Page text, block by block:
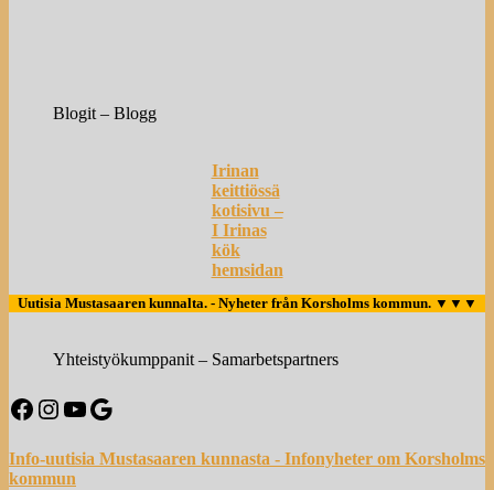
Blogit – Blogg
Irinan
keittiössä
kotisivu –
I Irinas
kök
hemsidan
Uutisia Mustasaaren kunnalta. - Nyheter från Korsholms kommun.▼▼▼
Yhteistyökumppanit – Samarbetspartners
Facebook
Instagram
YouTube
Google
Info-uutisia Mustasaaren kunnasta - Infonyheter om Korsholms
kommun